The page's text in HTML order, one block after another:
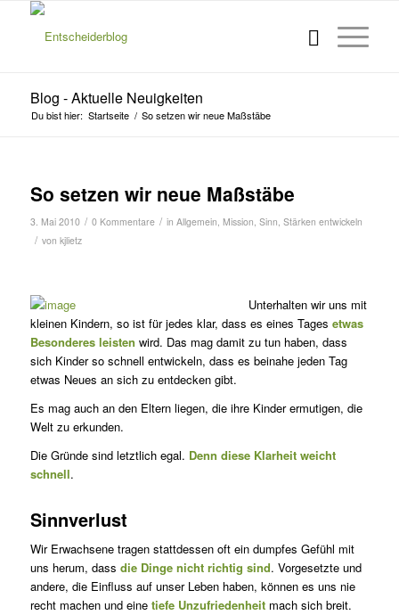
Blog - Aktuelle Neuigkeiten
Du bist hier: Startseite / So setzen wir neue Maßstäbe
So setzen wir neue Maßstäbe
3. Mai 2010 / 0 Kommentare / in Allgemein, Mission, Sinn, Stärken entwickeln
/ von kjlietz
Unterhalten wir uns mit
kleinen Kindern, so ist für jedes klar, dass es eines Tages etwas
Besonderes leisten wird. Das mag damit zu tun haben, dass
sich Kinder so schnell ent­wickeln, dass es beinahe jeden Tag
etwas Neues an sich zu entdecken gibt.
Es mag auch an den Eltern liegen, die ihre Kinder ermutigen, die
Welt zu erkunden.
Die Gründe sind letztlich egal. Denn diese Klarheit weicht
schnell.
Sinnverlust
Wir Erwachsene tragen stattdessen oft ein dumpfes Gefühl mit
uns herum, dass die Dinge nicht richtig sind. Vorgesetzte und
andere, die Einfluss auf unser Leben haben, können es uns nie
recht machen und eine tiefe Unzufriedenheitmach sich breit.